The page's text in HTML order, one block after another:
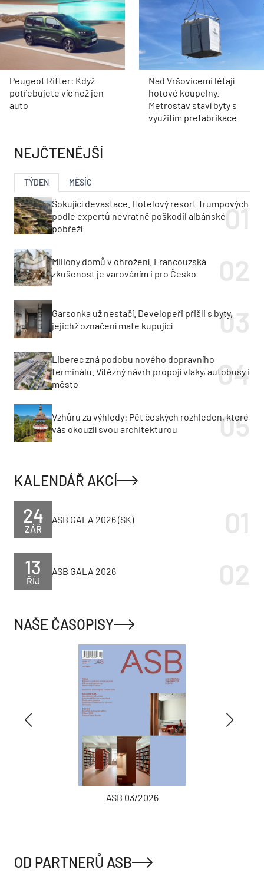
Peugeot Rifter: Když
potřebujete víc než jen
auto
Nad Vršovicemi létají
hotové koupelny.
Metrostav staví byty s
využitím prefabrikace
NEJČTENĚJŠÍ
TÝDEN MĚSÍC
Šokující devastace. Hotelový resort Trumpových
podle expertů nevratně poškodil albánské
pobřeží
Miliony domů v ohrožení. Francouzská
zkušenost je varováním i pro Česko
Garsonka už nestačí. Developeři přišli s byty,
jejichž označení mate kupující
Liberec zná podobu nového dopravního
terminálu. Vítězný návrh propojí vlaky, autobusy i
město
Vzhůru za výhledy: Pět českých rozhleden, které
vás okouzlí svou architekturou
KALENDÁŘ AKCÍ
ZÁŘ
24 ASB GALA 2026 (SK)
ŘÍJ
13 ASB GALA 2026
NAŠE ČASOPISY
ASB 03/2026
OD PARTNERŮ ASB